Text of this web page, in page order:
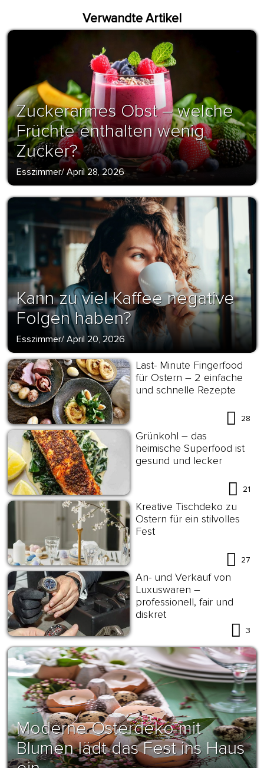
Verwandte Artikel
Zuckerarmes Obst – welche
Früchte enthalten wenig
Zucker?
Esszimmer/April 28, 2026
Kann zu viel Kaffee negative
Folgen haben?
Esszimmer/ April 20, 2026
Last- Minute Fingerfood
für Ostern – 2 einfache
und schnelle Rezepte
28
Grünkohl – das
heimische Superfood ist
gesund und lecker
21
Kreative Tischdeko zu
Ostern für ein stilvolles
Fest
27
An- und Verkauf von
Luxuswaren –
professionell, fair und
diskret
3
Moderne Osterdeko mit
Blumen lädt das Fest ins Haus